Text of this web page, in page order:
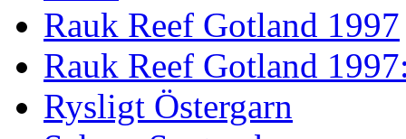
Rauk Reef Gotland 1997
Rauk Reef Gotland
Rysligt Östergarn